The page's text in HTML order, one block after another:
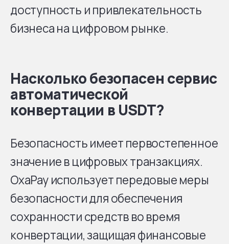
доступность и привлекательность
бизнеса на цифровом рынке.
Насколько безопасен сервис
автоматической
конвертации в USDT?
Безопасность имеет первостепенное
значение в цифровых транзакциях.
OxaPay использует передовые меры
безопасности для обеспечения
сохранности средств во время
конвертации, защищая финансовые